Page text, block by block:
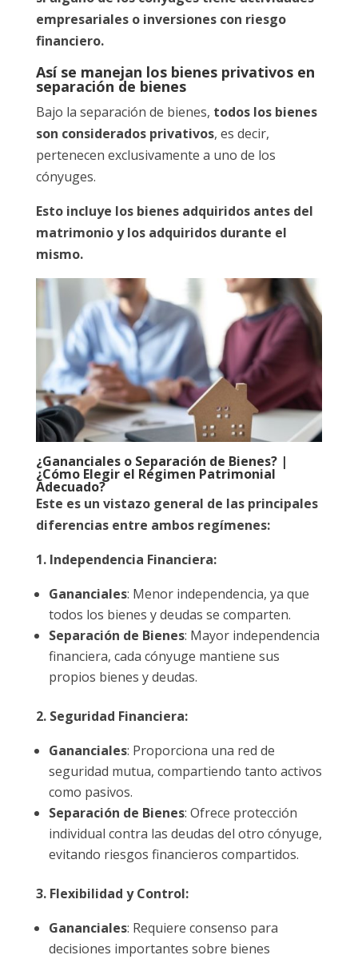
empresariales o inversiones con riesgo
financiero.
Así se manejan los bienes privativos en
separación de bienes
Bajo la separación de bienes, todos los bienes
son considerados privativos, es decir,
pertenecen exclusivamente a uno de los
cónyuges.
Esto incluye los bienes adquiridos antes del
matrimonio y los adquiridos durante el
mismo.
¿Gananciales o Separación de Bienes? |
¿Cómo Elegir el Régimen Patrimonial
Adecuado?
Este es un vistazo general de las principales
diferencias entre ambos regímenes:
1. Independencia Financiera:
Gananciales: Menor independencia, ya que
todos los bienes y deudas se comparten.
Separación de Bienes: Mayor independencia
financiera, cada cónyuge mantiene sus
propios bienes y deudas.
2. Seguridad Financiera:
Gananciales: Proporciona una red de
seguridad mutua, compartiendo tanto activos
como pasivos.
Separación de Bienes: Ofrece protección
individual contra las deudas del otro cónyuge,
evitando riesgos financieros compartidos.
3. Flexibilidad y Control:
Gananciales: Requiere consenso para
decisiones importantes sobre bienes